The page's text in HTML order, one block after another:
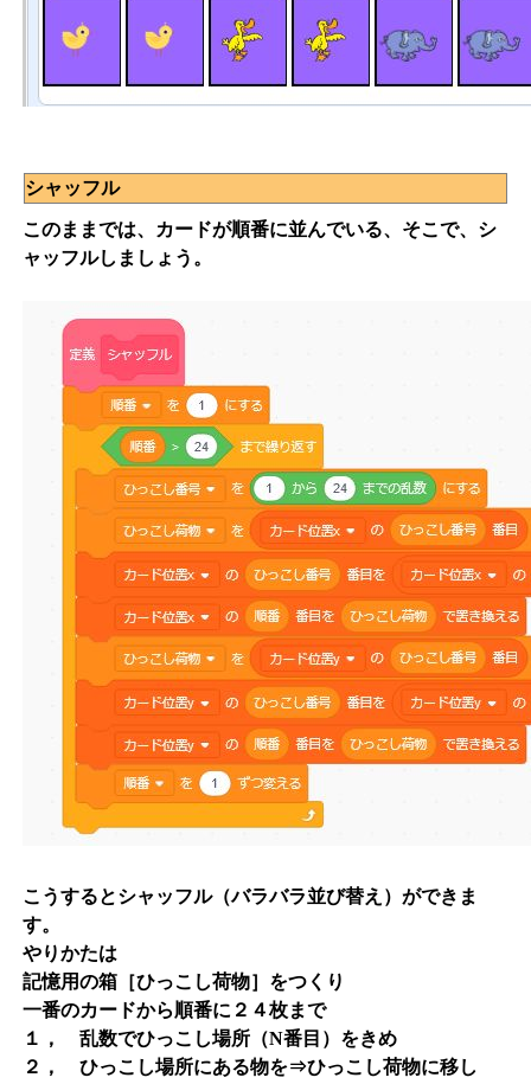
シャッフル
このままでは、カードが順番に並んでいる、そこで、シ
ャッフルしましょう。
こうするとシャッフル（バラバラ並び替え）ができま
す。
やりかたは
記憶用の箱［ひっこし荷物］をつくり
一番のカードから順番に２４枚まで
１， 乱数でひっこし場所（N番目）をきめ
２， ひっこし場所にある物を⇒ひっこし荷物に移し